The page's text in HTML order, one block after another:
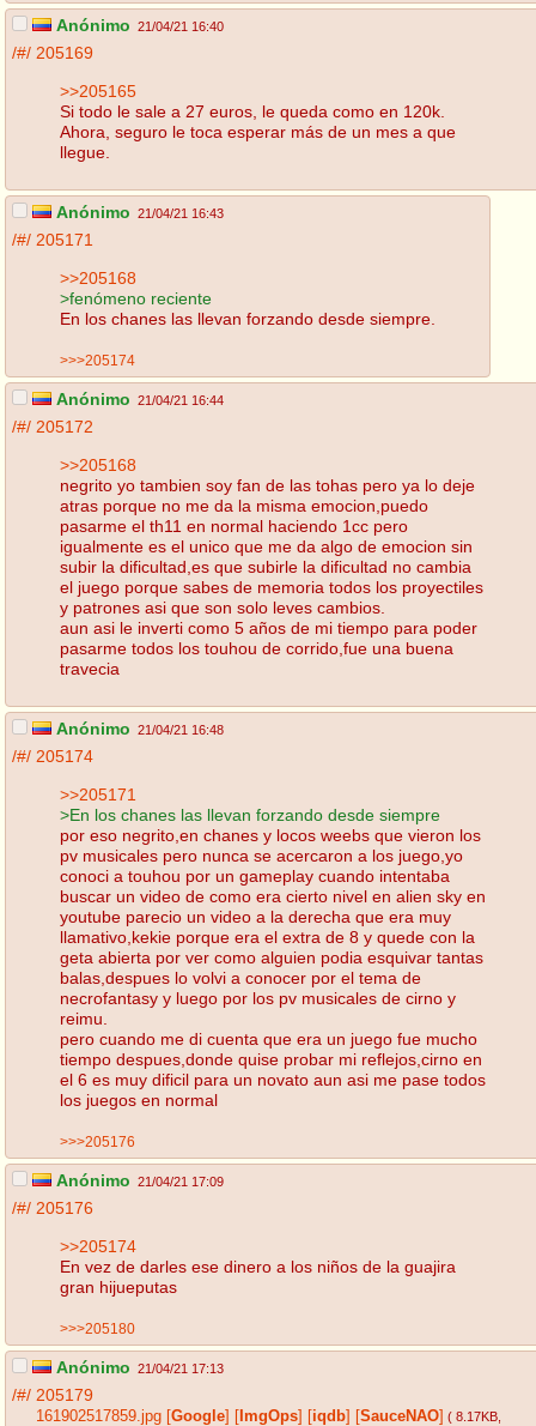
Anónimo 21/04/21 16:40
/#/ 205169
>>205165
Si todo le sale a 27 euros, le queda como en 120k.
Ahora, seguro le toca esperar más de un mes a que
llegue.
Anónimo 21/04/21 16:43
/#/ 205171
>>205168
>fenómeno reciente
En los chanes las llevan forzando desde siempre.
>>>205174
Anónimo 21/04/21 16:44
/#/ 205172
>>205168
negrito yo tambien soy fan de las tohas pero ya lo deje
atras porque no me da la misma emocion,puedo
pasarme el th11 en normal haciendo 1cc pero
igualmente es el unico que me da algo de emocion sin
subir la dificultad,es que subirle la dificultad no cambia
el juego porque sabes de memoria todos los proyectiles
y patrones asi que son solo leves cambios.
aun asi le inverti como 5 años de mi tiempo para poder
pasarme todos los touhou de corrido,fue una buena
travecia
Anónimo 21/04/21 16:48
/#/ 205174
>>205171
>En los chanes las llevan forzando desde siempre
por eso negrito,en chanes y locos weebs que vieron los
pv musicales pero nunca se acercaron a los juego,yo
conoci a touhou por un gameplay cuando intentaba
buscar un video de como era cierto nivel en alien sky en
youtube parecio un video a la derecha que era muy
llamativo,kekie porque era el extra de 8 y quede con la
geta abierta por ver como alguien podia esquivar tantas
balas,despues lo volvi a conocer por el tema de
necrofantasy y luego por los pv musicales de cirno y
reimu.
pero cuando me di cuenta que era un juego fue mucho
tiempo despues,donde quise probar mi reflejos,cirno en
el 6 es muy dificil para un novato aun asi me pase todos
los juegos en normal
>>>205176
Anónimo 21/04/21 17:09
/#/ 205176
>>205174
En vez de darles ese dinero a los niños de la guajira
gran hijueputas
>>>205180
Anónimo 21/04/21 17:13
/#/ 205179
161902517859.jpg [Google] [ ImgOps] [iqdb] [SauceNAO] ( 8.17KB